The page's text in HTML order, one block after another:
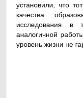
установили, что
качества
исследования в
аналогичной
уровень жизни не